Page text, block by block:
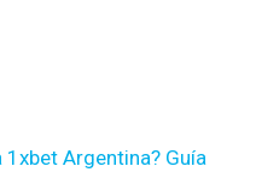
Argentina? Guía